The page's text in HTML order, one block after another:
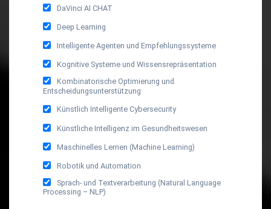
DaVinci AI CHAT
Deep Learning
Intelligente Agenten und Empfehlungssysteme
Kognitive Systeme und Wissensrepräsentation
Kombinatorische Optimierung und
Entscheidungsunterstützung
Künstlich Intelligente Cybersecurity
Künstliche Intelligenz im Gesundheitswesen
Maschinelles Lernen (Machine Learning)
Robotik und Automation
Sprach- und Textverarbeitung (Natural Language
Processing – NLP)